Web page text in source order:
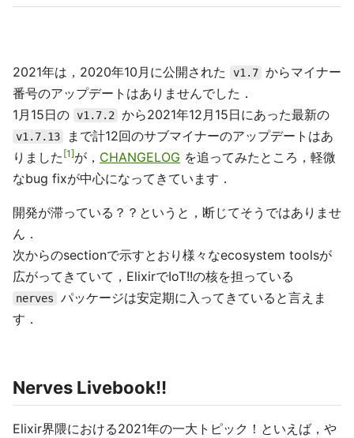
2021年は，2020年10月に公開された v1.7 からマイナー
番号のアップデートはありませんでした．
1月15日の v1.7.2 から2021年12月15日にあった最新の
v1.7.13
まで計12回のサブマイナーのアップデートはあ
りました 1 が， CHANGELOG を追ってみたところ，軽微
なbug fixが中心になってきています．
開発が滞っている？？というと，断じてそうではありませ
ん．
次からのsectionで示すとおり様々なecosystem toolsが
広がってきていて，ElixirでIoT!!の核を担っている
nerves
パッケージは安定期に入ってきていると言えま
す．
Nerves Livebook!!
Elixir界隈における2021年の一大トピック！といえば，や